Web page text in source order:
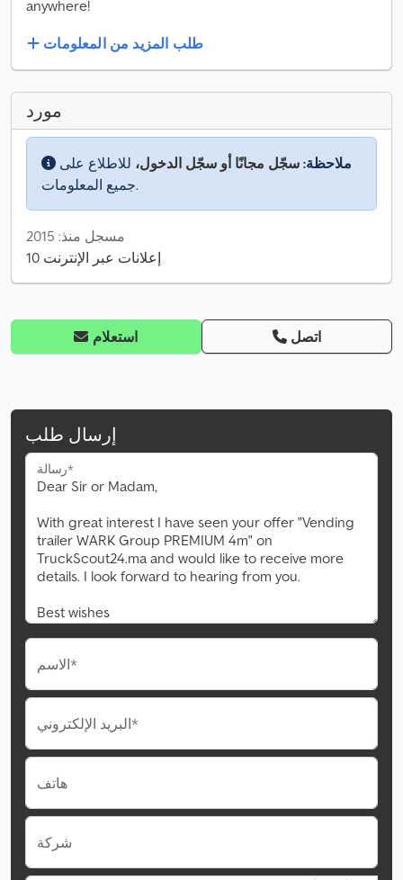
anywhere!
طلب المزيد من المعلومات
مورد
ملاحظة: سجّل مجانًا أو سجّل الدخول، للاطلاع على
جميع المعلومات.
مسجل منذ: 2015
10 إعلانات عبر الإنترنت
استعلام اتصل
إرسال طلب
رسالة*
الاسم*
البريد الإلكتروني*
هاتف
شركة